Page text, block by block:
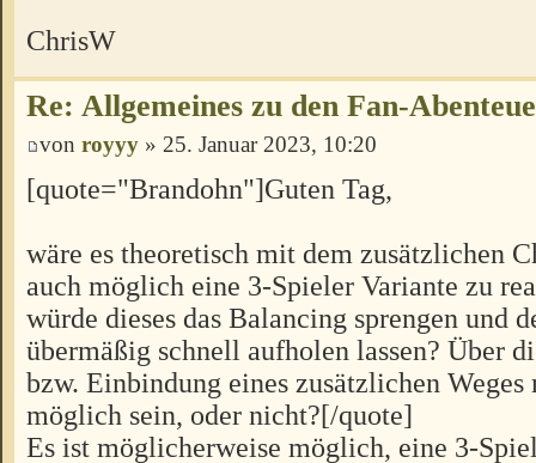
ChrisW
Re: Allgemeines zu den Fan-
von royyy » 25. Januar 2023, 10:20
[quote="Brandohn"]Guten Tag,
wäre es theoretisch mit dem zusätzlichen
auch möglich eine 3-Spieler Variante zu
würde dieses das Balancing sprengen und
übermäßig schnell aufholen lassen? Über
bzw. Einbindung eines zusätzlichen Weges
möglich sein, oder nicht?[/quote]
Es ist möglicherweise möglich, eine 3-